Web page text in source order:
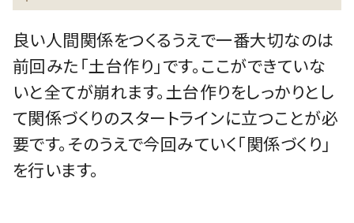
良い人間関係をつくるうえで一番大切なのは
前回みた「土台作り」です。ここができていな
いと全てが崩れます。土台作りをしっかりとし
て関係づくりのスタートラインに立つことが必
要です。そのうえで今回みていく「関係づくり」
を行います。